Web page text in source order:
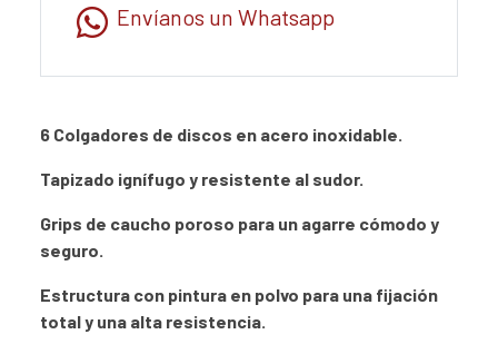
Envíanos un Whatsapp
6 Colgadores de discos en acero inoxidable.
Tapizado ignífugo y resistente al sudor.
Grips de caucho poroso para un agarre cómodo y
seguro.
Estructura con pintura en polvo para una fijación
total y una alta resistencia.